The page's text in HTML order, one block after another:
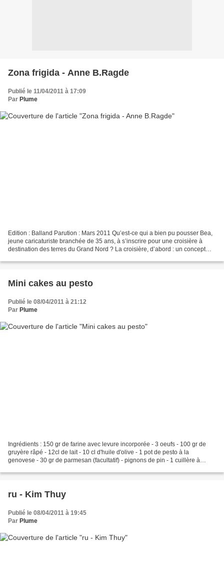
Zona frigida - Anne B.Ragde
Publié le 11/04/2011 à 17:09
Par Plume
Edition : Balland Parution : Mars 2011 Qu’est-ce qui a bien pu pousser Bea,
jeune caricaturiste branchée de 35 ans, à s’inscrire pour une croisière à
destination des terres du Grand Nord ? La croisière, d’abord : un concept
Mini cakes au pesto
Publié le 08/04/2011 à 21:12
Par Plume
Ingrédients : 150 gr de farine avec levure incorporée - 3 oeufs - 100 gr de
gruyère râpé - 12cl de lait - 10 cl d'huile d'olive - 1 pot de pesto à la
genovese - 30 gr de parmesan (facultatif) - pignons de pin - 1 cuillère à
ru - Kim Thuy
Publié le 08/04/2011 à 19:45
Par Plume